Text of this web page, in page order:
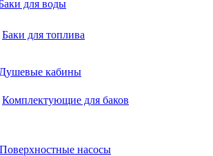
для воды
Баки для топлива
Душевые кабины
Комплектующие для баков
Поверхностные насосы